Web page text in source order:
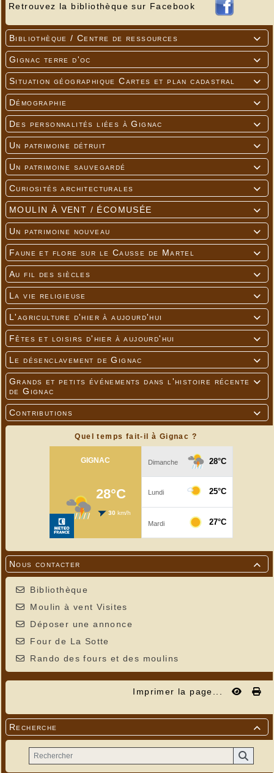
Retrouvez la bibliothèque sur Facebook

Bibliothèque / Centre de ressources

Gignac terre d'oc

Situation géographique Cartes et plan cadastral

Démographie

Des personnalités liées à Gignac

Un patrimoine détruit

Un patrimoine sauvegardé

Curiosités architecturales

MOULIN À VENT / ÉCOMUSÉE

Un patrimoine nouveau

Faune et flore sur le Causse de Martel

Au fil des siècles

La vie religieuse

L'agriculture d'hier à aujourd'hui

Fêtes et loisirs d'hier à aujourd'hui

Le désenclavement de Gignac

Grands et petits événements dans l'histoire récente
de Gignac

Contributions
Quel temps fait-il à Gignac ?

Nous contacter
Bibliothèque
Moulin à vent Visites
Déposer une annonce
Four de La Sotte
Rando des fours et des moulins
Imprimer la page...

Recherche